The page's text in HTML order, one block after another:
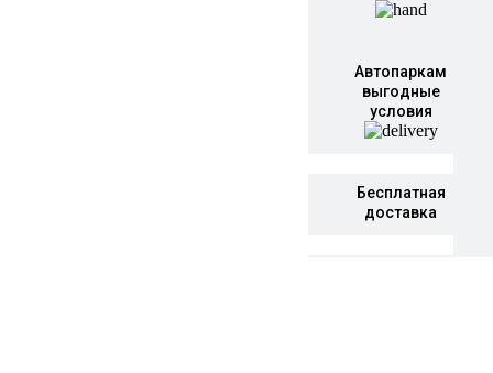
Автопаркам
выгодные
условия
Бесплатная
доставка